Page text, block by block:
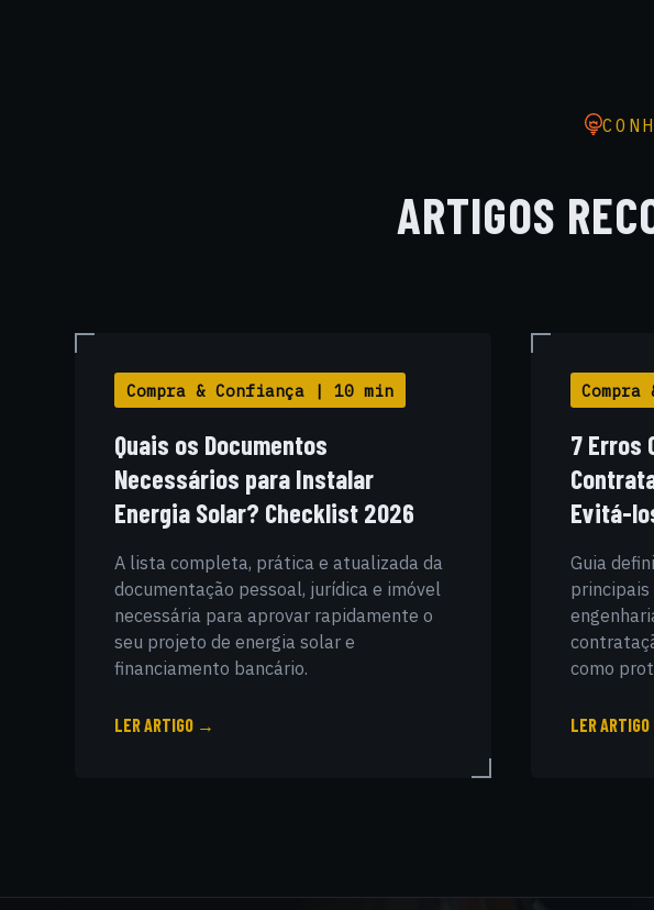
ARTIGOS
Compra & Confiança | 10 min
Quais os Documentos
Necessários para Instalar
Energia Solar? Checklist 2026
A lista completa, prática e atualizada da
documentação pessoal, jurídica e imóvel
necessária para aprovar rapidamente o
seu projeto de energia solar e
financiamento bancário.
LER ARTIGO →
7 Erros
Evitá-
Guia
principais
como
LER